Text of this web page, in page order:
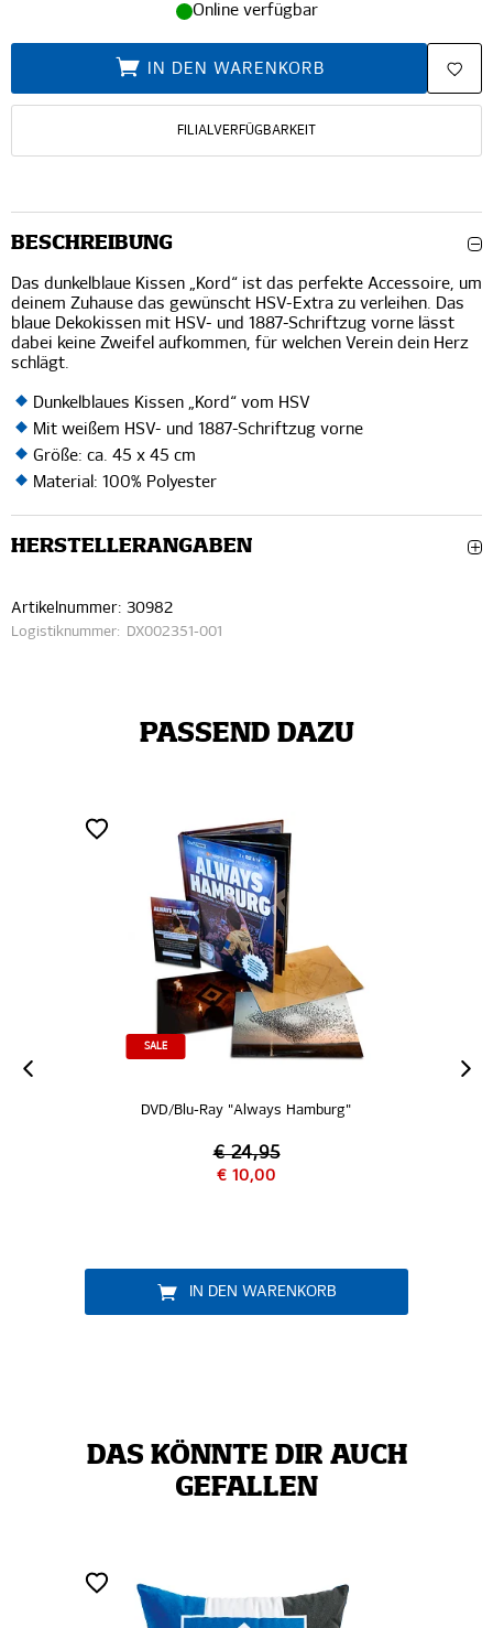
Online verfügbar
IN DEN WARENKORB
FILIALVERFÜGBARKEIT
BESCHREIBUNG
Das dunkelblaue Kissen „Kord“ ist das perfekte Accessoire, um
deinem Zuhause das gewünscht HSV-Extra zu verleihen. Das
blaue Dekokissen mit HSV- und 1887-Schriftzug vorne lässt
dabei keine Zweifel aufkommen, für welchen Verein dein Herz
schlägt.
Dunkelblaues Kissen „Kord“ vom HSV
Mit weißem HSV- und 1887-Schriftzug vorne
Größe: ca. 45 x 45 cm
Material: 100% Polyester
HERSTELLERANGABEN
Artikelnummer: 30982
Logistiknummer: DX002351-001
PASSEND DAZU
DVD/Blu-Ray "Always Hamburg"
IN DEN WARENKORB
DAS KÖNNTE DIR AUCH
GEFALLEN